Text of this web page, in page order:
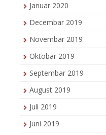
Januar 2020
Decembar 2019
Novembar 2019
Oktobar 2019
Septembar 2019
August 2019
Juli 2019
Juni 2019